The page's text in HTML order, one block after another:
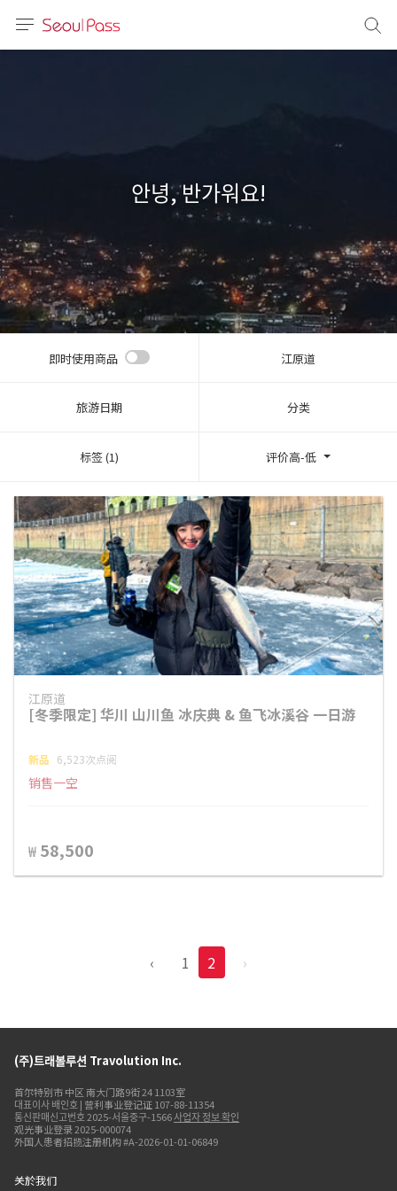
文 (台灣)
안녕, 반가워요!
即时使用商品 江原道
旅游日期 分类
标签 (1) 评价高-低
江原道
[冬季限定] 华川 山川鱼 冰庆典 & 鱼飞冰溪谷 一日游
新品 6,523次点阅
销售一空
₩ 58,500
‹ 1 2 ›
(주)트래볼루션 Travolution Inc.
首尔特别市 中区 南大门路9街 24 1103室
대표이사 배인호 | 营利事业登记证 107-88-11354
통신판매신고번호 2025-서울중구-1566사업자 정보 확인
观光事业登录 2025-000074
外国人患者招揽注册机构 #A-2026-01-01-06849
关於我们